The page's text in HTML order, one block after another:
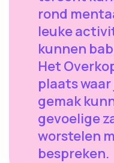
rond
leuke
kunnen
Het
plaats
gemak
gevoelige
worstelen
bespreken.